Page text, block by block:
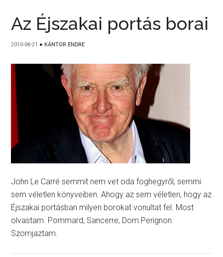
Az Éjszakai portás borai
2010-06-21 ● KÁNTOR ENDRE
John Le Carré semmit nem vet oda foghegyről, semmi
sem véletlen könyveiben. Ahogy az sem véletlen, hogy az
Éjszakai portásban milyen borokat vonultat fel. Most
olvastam. Pommard, Sancerre, Dom Perignon.
Szomjaztam.